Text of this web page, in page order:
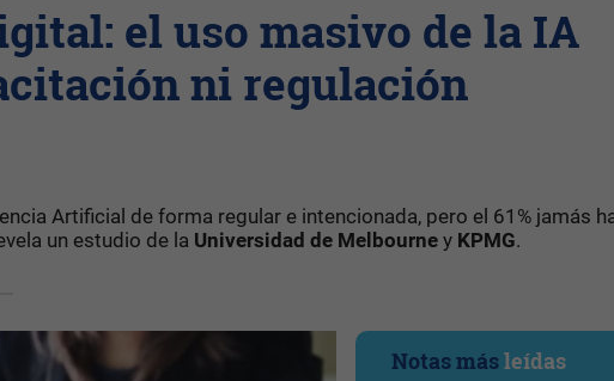
el uso masivo de la IA
ni regulación
Artificial de forma regular e intencionada, pero el 61% jamás
un estudio de la Universidad de Melbourne y KPMG.
Notas másleídas